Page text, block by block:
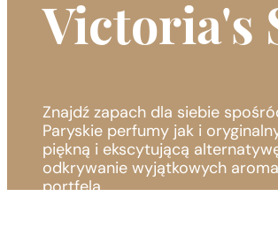
Victoria's
Znajdź zapach dla siebie
Paryskie perfumy jak i
piękną i ekscytującą
odkrywanie wyjątkowych
portfela.